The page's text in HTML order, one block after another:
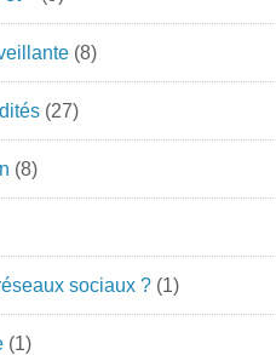
(8)
(27)
(8)
sociaux ? (1)
(1)